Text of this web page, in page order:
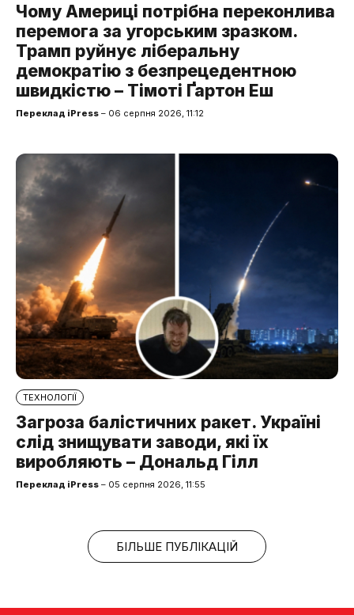
Чому Америці потрібна переконлива
перемога за угорським зразком.
Трамп руйнує ліберальну
демократію з безпрецедентною
швидкістю – Тімоті Ґартон Еш
Переклад iPress – 06 серпня 2026, 11:12
ТЕХНОЛОГІЇ
Загроза балістичних ракет. Україні
слід знищувати заводи, які їх
виробляють – Дональд Гілл
Переклад iPress – 05 серпня 2026, 11:55
БІЛЬШЕ ПУБЛІКАЦІЙ